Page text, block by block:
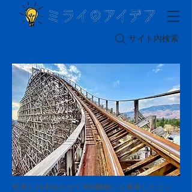
サイト内検索
世界と日本合わせて456機種にも乗車したとい